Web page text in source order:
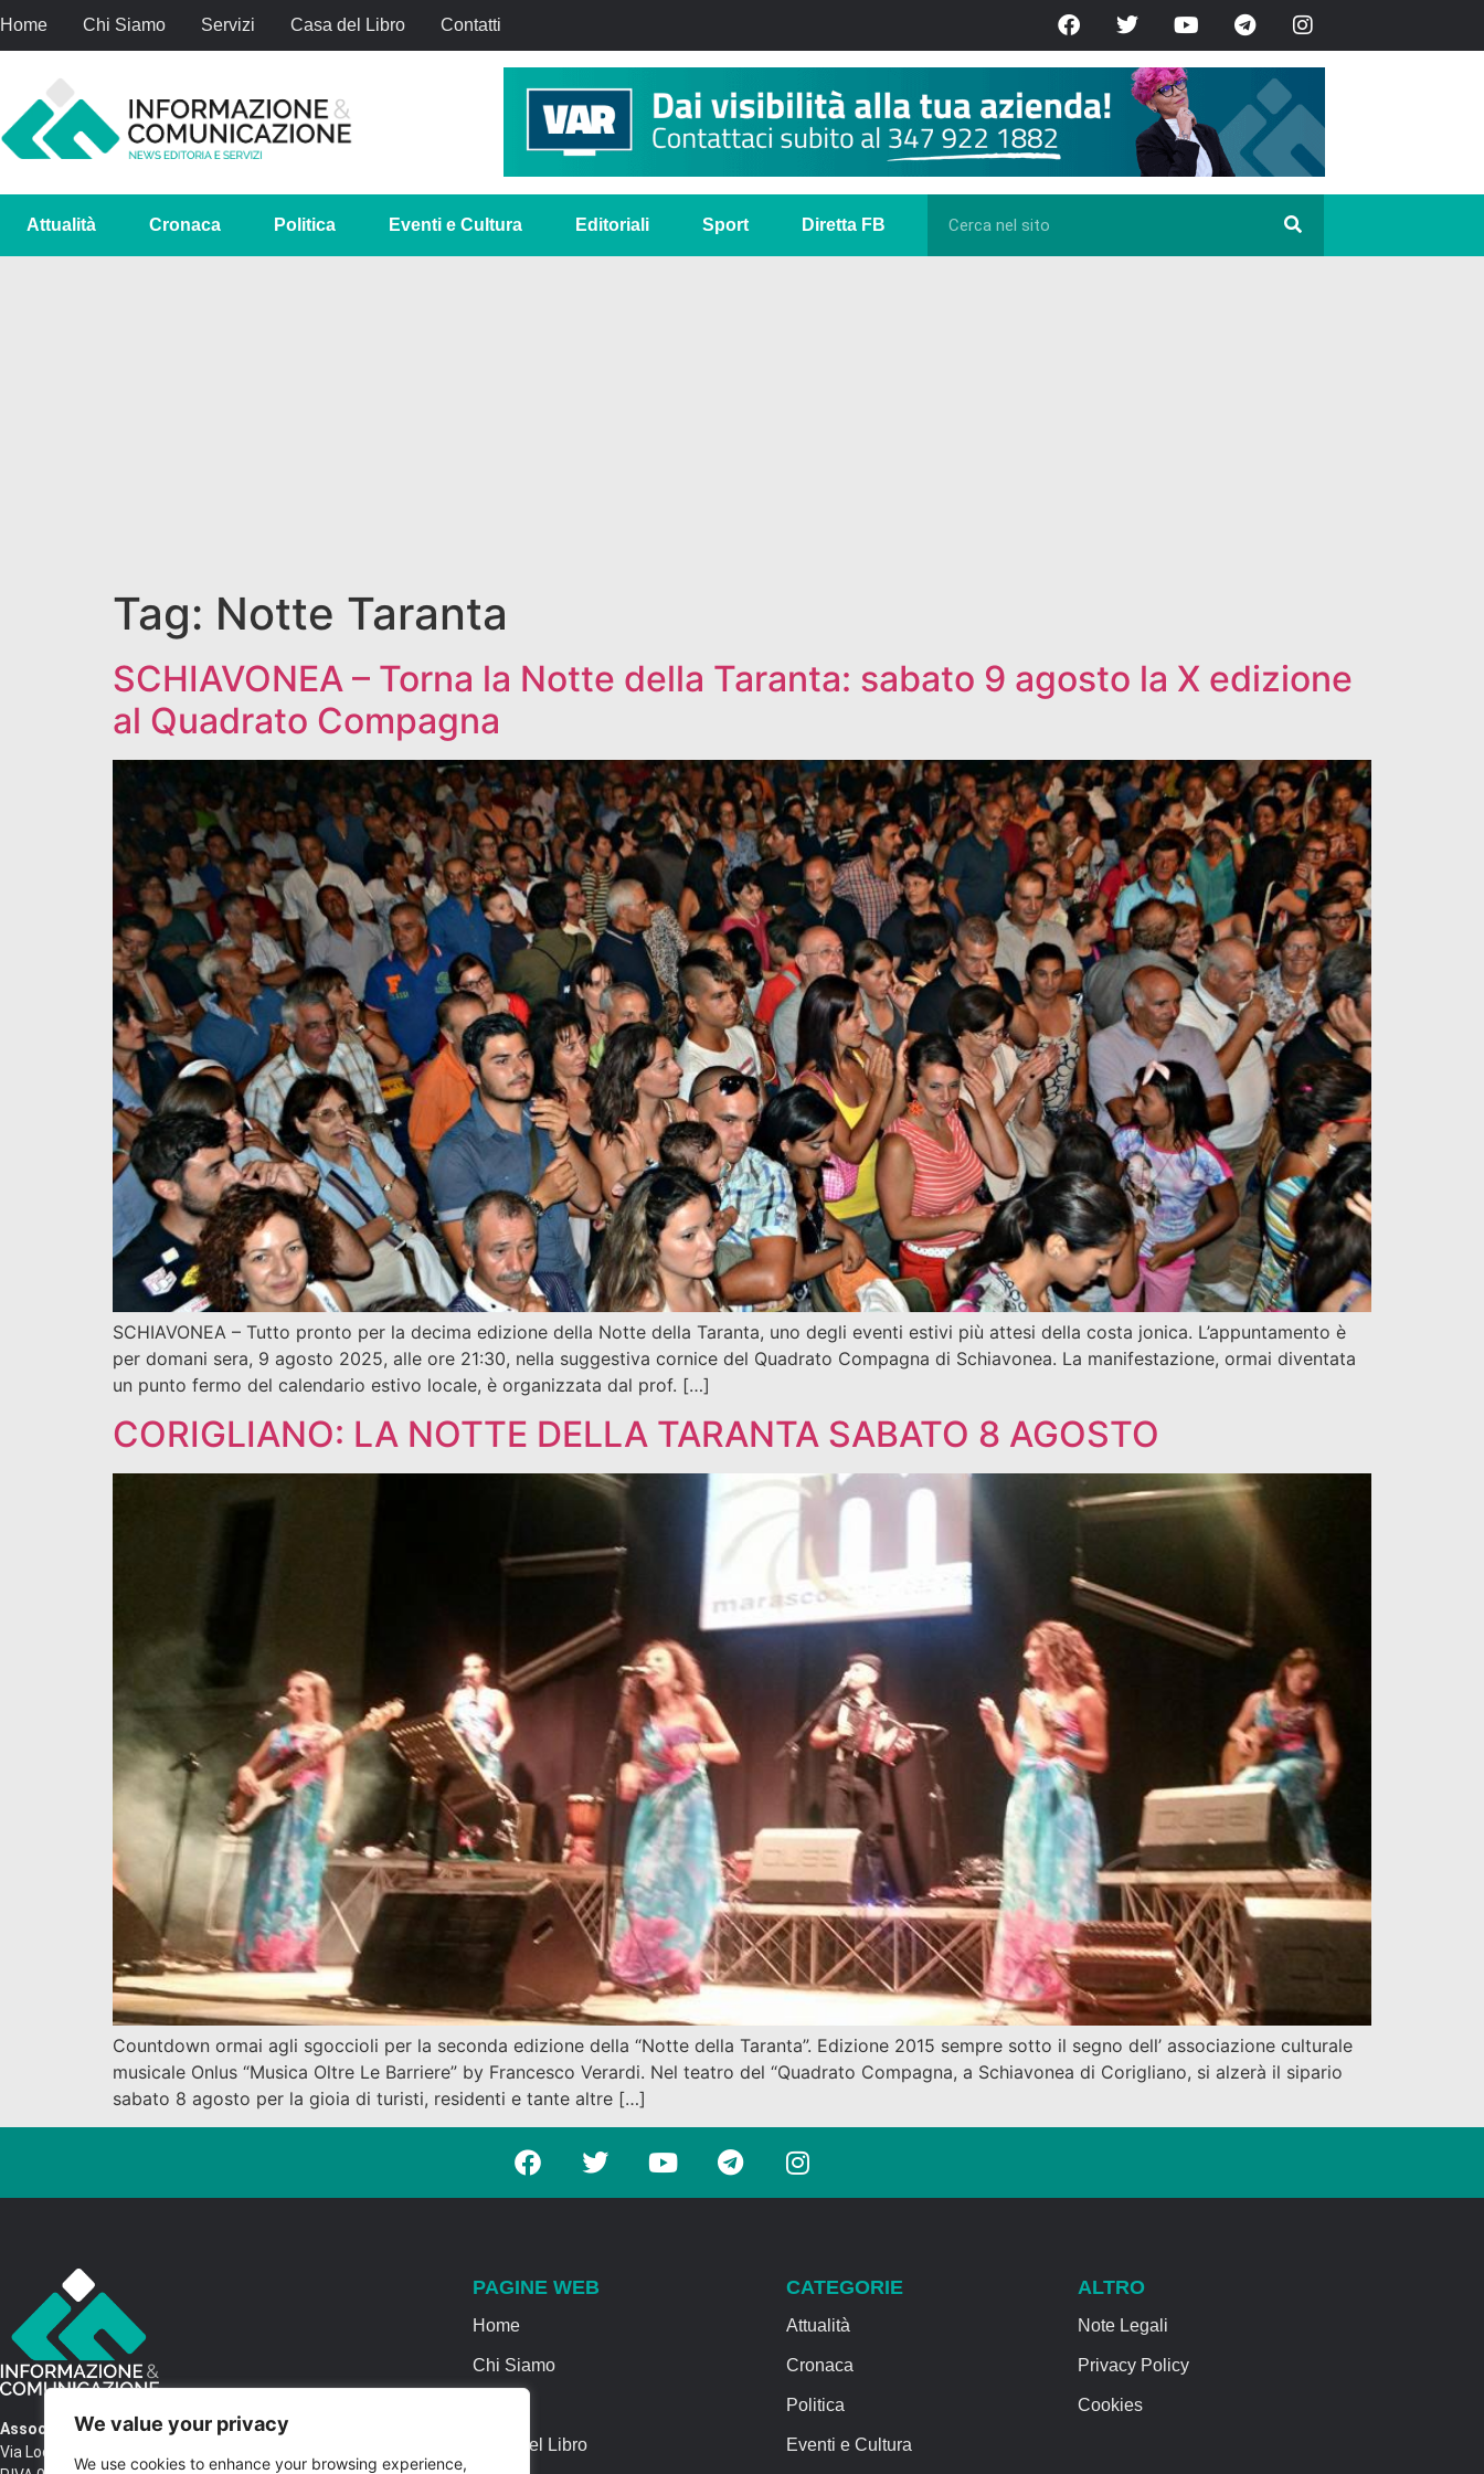
We value your privacy
We use cookies to enhance your browsing experience,
Home Chi Siamo Servizi Casa del Libro Contatti
Attualità Cronaca Politica Eventi e Cultura Editoriali Sport Diretta FB
Tag: Notte Taranta
SCHIAVONEA – Torna la Notte della Taranta: sabato 9 agosto la X edizione
al Quadrato Compagna
SCHIAVONEA – Tutto pronto per la decima edizione della Notte della Taranta, uno degli eventi estivi più attesi della costa jonica. L’appuntamento è
per domani sera, 9 agosto 2025, alle ore 21:30, nella suggestiva cornice del Quadrato Compagna di Schiavonea. La manifestazione, ormai diventata
un punto fermo del calendario estivo locale, è organizzata dal prof. […]
CORIGLIANO: LA NOTTE DELLA TARANTA SABATO 8 AGOSTO
Countdown ormai agli sgoccioli per la seconda edizione della “Notte della Taranta”. Edizione 2015 sempre sotto il segno dell’ associazione culturale
musicale Onlus “Musica Oltre Le Barriere” by Francesco Verardi. Nel teatro del “Quadrato Compagna, a Schiavonea di Corigliano, si alzerà il sipario
sabato 8 agosto per la gioia di turisti, residenti e tante altre […]
Associazione Informazione & Comunicazione
Via Locri SNC – 87064 Corigliano Rossano CS
PAGINE WEB
Home
Chi Siamo
Casa del Libro
CATEGORIE
Attualità
Cronaca
Politica
Eventi e Cultura
ALTRO
Note Legali
Privacy Policy
Cookies